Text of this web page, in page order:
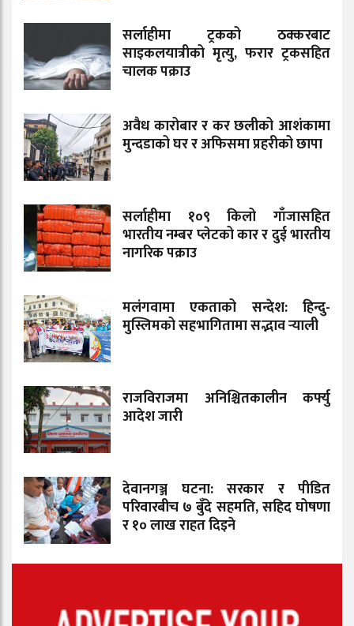
सर्लाहीमा ट्रकको ठक्करबाट
साइकलयात्रीको मृत्यु, फरार ट्रकसहित
चालक पक्राउ
अवैध कारोबार र कर छलीको आशंकामा
मुन्दडाको घर र अफिसमा प्रहरीको छापा
सर्लाहीमा १०९ किलो गाँजासहित
भारतीय नम्बर प्लेटको कार र दुई भारतीय
नागरिक पक्राउ
मलंगवामा एकताको सन्देश: हिन्दु-
मुस्लिमको सहभागितामा सद्भाव र्‍याली
राजविराजमा अनिश्चितकालीन कर्फ्यु
आदेश जारी
देवानगञ्ज घटना: सरकार र पीडित
परिवारबीच ७ बुँदे सहमति, सहिद घोषणा
र १० लाख राहत दिइने